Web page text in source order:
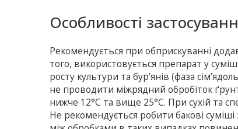
Особливостi
Рекомендується при обприскуванні
того, використовується препарат у
росту культури та бур’янів (фаза
не проводити міжрядний обробіток
нижче 12°С та вище 25°С. При сухій та
Не рекомендується робити бакові